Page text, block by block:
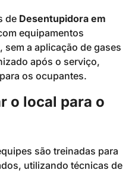
de Desentupidora em
equipamentos
a aplicação de gases
após o serviço,
os ocupantes.
o local para o
são treinadas para
utilizando técnicas de